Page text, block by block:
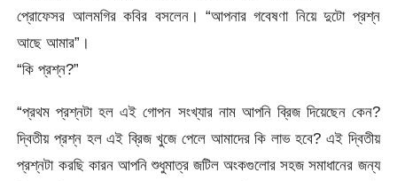
প্রোফেসর আলমগির কবির বসলেন। “আপনার গবেষণা নিয়ে দুটো প্রশ্ন
আছে আমার”।
“কি প্রশ্ন?”
“প্রথম প্রশ্নটা হল এই গোপন সংখ্যার নাম আপনি ব্রিজ দিয়েছেন কেন?
দ্বিতীয় প্রশ্ন হল এই ব্রিজ খুজে পেলে আমাদের কি লাভ হবে? এই দ্বিতীয়
প্রশ্নটা করছি কারন আপনি শুধুমাত্র জটিল অংকগুলোর সহজ সমাধানের জন্য